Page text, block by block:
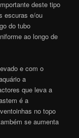
deste tipo
escuras e/ou
do tubo
ao longo de
e com o
a
que leva a
é a
no topo
se aumenta